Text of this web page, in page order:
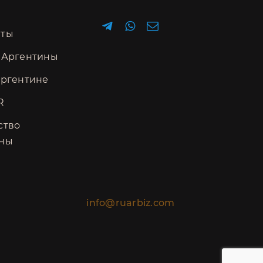
info@ruarbiz.com